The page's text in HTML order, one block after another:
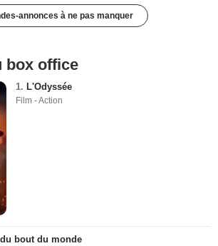
annonces à ne pas manquer
box office
1. L'Odyssée
Film - Action
bout du monde